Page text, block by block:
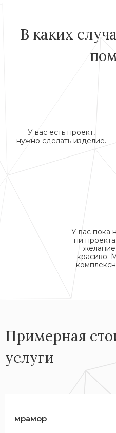
В каких
У вас есть проект,
нужно сделать изделие.
У вас пока
ни
желание
красиво.
Примерная
услуги
мрамор